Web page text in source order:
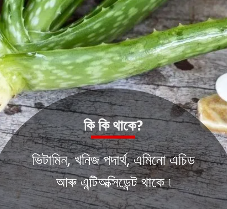
ভিটামিন, খনিজ পদাৰ্থ, এমিনো এচিড
আৰু এন্টিঅক্সিডেন্ট থাকে ৷
কি কি থাকে?